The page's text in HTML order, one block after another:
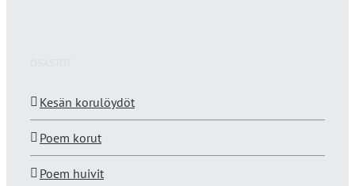
Kesän korulöydöt
Poem korut
Poem huivit